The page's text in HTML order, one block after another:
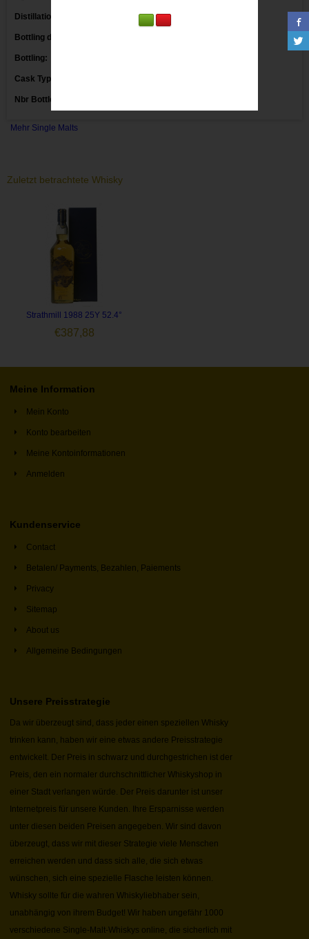
Distillation date: 1988
Bottling date:
Bottling:
Cask Type:
Nbr Bottles:
Mehr Single Malts
Zuletzt betrachtete Whisky
Strathmill 1988 25Y 52.4°
€387,88
Meine Information
Mein Konto
Konto bearbeiten
Meine Kontoinformationen
Anmelden
Kundenservice
Contact
Betalen/ Payments, Bezahlen, Paiements
Privacy
Sitemap
About us
Allgemeine Bedingungen
Unsere Preisstrategie
Da wir überzeugt sind, dass jeder einen speziellen Whisky
trinken kann, haben wir eine etwas andere Preisstrategie
entwickelt. Der Preis in schwarz und durchgestrichen ist der
Preis, den ein normaler durchschnittlicher Whiskyshop in
einer Stadt verlangen würde. Der Preis darunter ist unser
Internetpreis für unsere Kunden. Ihre Ersparnisse werden
unter diesen beiden Preisen angegeben. Wir sind davon
überzeugt, dass wir mit dieser Strategie viele Menschen
erreichen werden und dass sich alle, die sich etwas
wünschen, sich eine spezielle Flasche leisten können.
Whisky sollte für die wahren Whiskyliebhaber sein,
unabhängig von ihrem Budget! Wir haben ungefähr 1000
verschiedene Single-Malt-Whiskys online, die sicherlich mit